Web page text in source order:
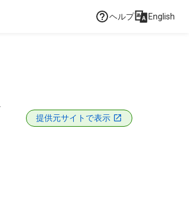
ヘルプ English
提供元サイトで表示